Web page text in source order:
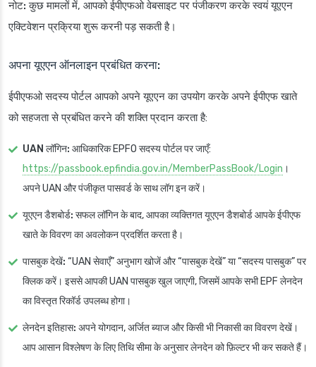
नोट: कुछ मामलों में, आपको ईपीएफओ वेबसाइट पर पंजीकरण करके स्वयं यूएएन
एक्टिवेशन प्रक्रिया शुरू करनी पड़ सकती है।
अपना यूएएन ऑनलाइन प्रबंधित करना:
ईपीएफओ सदस्य पोर्टल आपको अपने यूएएन का उपयोग करके अपने ईपीएफ खाते
को सहजता से प्रबंधित करने की शक्ति प्रदान करता है:
UAN लॉगिन: आधिकारिक EPFO सदस्य पोर्टल पर जाएँ:
https://passbook.epfindia.gov.in/MemberPassBook/Login ।
अपने UAN और पंजीकृत पासवर्ड के साथ लॉग इन करें।
यूएएन डैशबोर्ड: सफल लॉगिन के बाद, आपका व्यक्तिगत यूएएन डैशबोर्ड आपके ईपीएफ
खाते के विवरण का अवलोकन प्रदर्शित करता है।
पासबुक देखें: “UAN सेवाएँ” अनुभाग खोजें और “पासबुक देखें” या “सदस्य पासबुक” पर
क्लिक करें। इससे आपकी UAN पासबुक खुल जाएगी, जिसमें आपके सभी EPF लेनदेन
का विस्तृत रिकॉर्ड उपलब्ध होगा।
लेनदेन इतिहास: अपने योगदान, अर्जित ब्याज और किसी भी निकासी का विवरण देखें।
आप आसान विश्लेषण के लिए तिथि सीमा के अनुसार लेनदेन को फ़िल्टर भी कर सकते हैं।